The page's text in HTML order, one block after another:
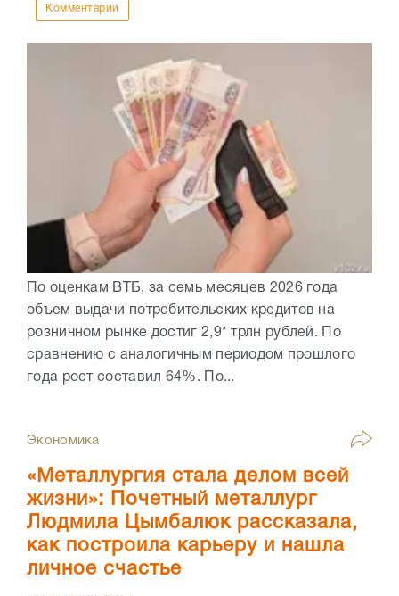
Комментарии
По оценкам ВТБ, за семь месяцев 2026 года
объем выдачи потребительских кредитов на
розничном рынке достиг 2,9* трлн рублей. По
сравнению с аналогичным периодом прошлого
года рост составил 64%. По...
Экономика
«Металлургия стала делом всей
жизни»: Почетный металлург
Людмила Цымбалюк рассказала,
как построила карьеру и нашла
личное счастье